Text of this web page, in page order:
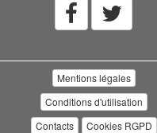
Mentions légales
Conditions d'utilisation
Contacts
Cookies RGPD